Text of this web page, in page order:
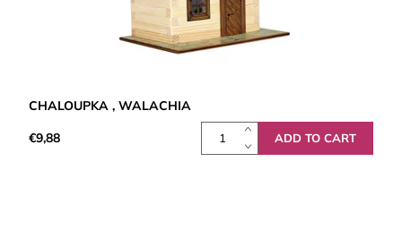
CHALOUPKA , WALACHIA
€9,88